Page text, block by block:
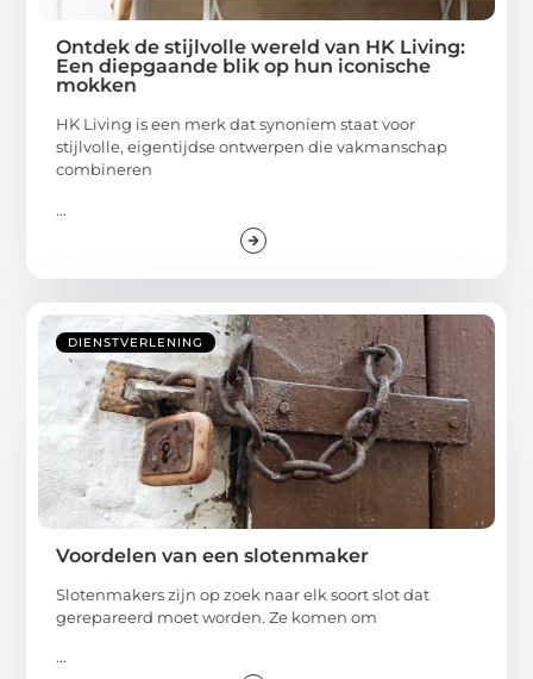
Ontdek de stijlvolle wereld van HK Living:
Een diepgaande blik op hun iconische
mokken
HK Living is een merk dat synoniem staat voor
stijlvolle, eigentijdse ontwerpen die vakmanschap
combineren
...
DIENSTVERLENING
Voordelen van een slotenmaker
Slotenmakers zijn op zoek naar elk soort slot dat
gerepareerd moet worden. Ze komen om
...